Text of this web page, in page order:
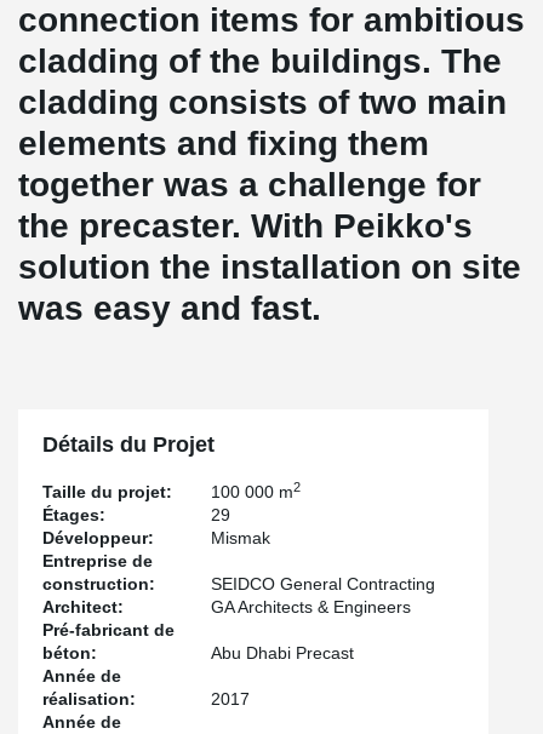
connection items for ambitious
cladding of the buildings. The
cladding consists of two main
elements and fixing them
together was a challenge for
the precaster. With Peikko's
solution the installation on site
was easy and fast.
Détails du Projet
Taille du projet: 100 000 m2
Étages:
29
Développeur:
Mismak
Entreprise de
construction:
SEIDCO General Contracting
Architect:
GA Architects & Engineers
Pré-fabricant de
béton:
Abu Dhabi Precast
Année de
réalisation:
2017
Année de